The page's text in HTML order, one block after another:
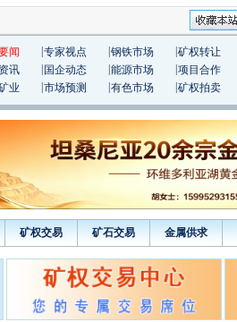
闻 专家视点 钢铁市场 矿权转让
讯
国企动态 能源市场 项目合作
业
市场预测 有色市场 矿权拍卖
矿权交易 矿石交易 金属供求